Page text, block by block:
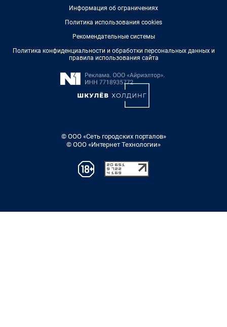
Информация об ограничениях
Политика использования cookies
Рекомендательные системы
Политика конфиденциальности и обработки персональных данных и
правила использования сайта
© ООО «Сеть городских порталов»
© ООО «Интернет Технологии»